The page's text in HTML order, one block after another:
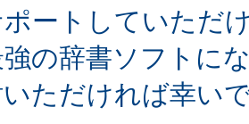
ートしていただ
の辞書ソフトに
ただければ幸い